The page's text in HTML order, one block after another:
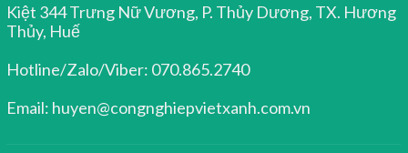
Kiệt 344 Trưng Nữ Vương, P. Thủy Dương, TX. Hương
Thủy, Huế
Hotline/Zalo/Viber: 070.865.2740
Email: huyen@congnghiepvietxanh.com.vn